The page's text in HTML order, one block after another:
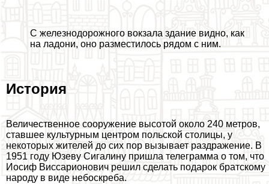
С железнодорожного вокзала здание видно, как
на ладони, оно разместилось рядом с ним.
История
Величественное сооружение высотой около 240 метров,
ставшее культурным центром польской столицы, у
некоторых жителей до сих пор вызывает раздражение. В
1951 году Юзеву Сигалину пришла телеграмма о том, что
Иосиф Виссарионович решил сделать подарок братскому
народу в виде небоскреба.